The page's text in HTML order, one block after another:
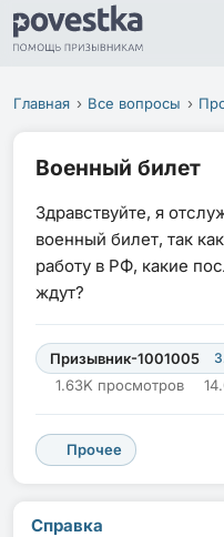
Главная Все вопросы
Военный билет
Здравствуйте, я
военный билет, так
работу в РФ, какие
ждут?
Призывник-1001005
1.63K просмотров
Прочее
Справка